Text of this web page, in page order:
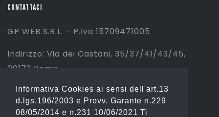
CONTATTACI
GP WEB S.R.L. – P.Iva 15709471005
Indirizzo: Via dei Castani, 35/37/41/43/45,
00172 Roma
Tel: 06 2310844 (Sport) – 06 23234353
(Fashion)
Informativa Cookies ai sensi dell'art.13
d.lgs.196/2003 e Provv. Garante n.229
08/05/2014 e n.231 10/06/2021 Ti